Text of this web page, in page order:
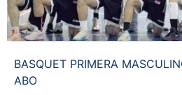
BASQUET PRIMERA
ABO